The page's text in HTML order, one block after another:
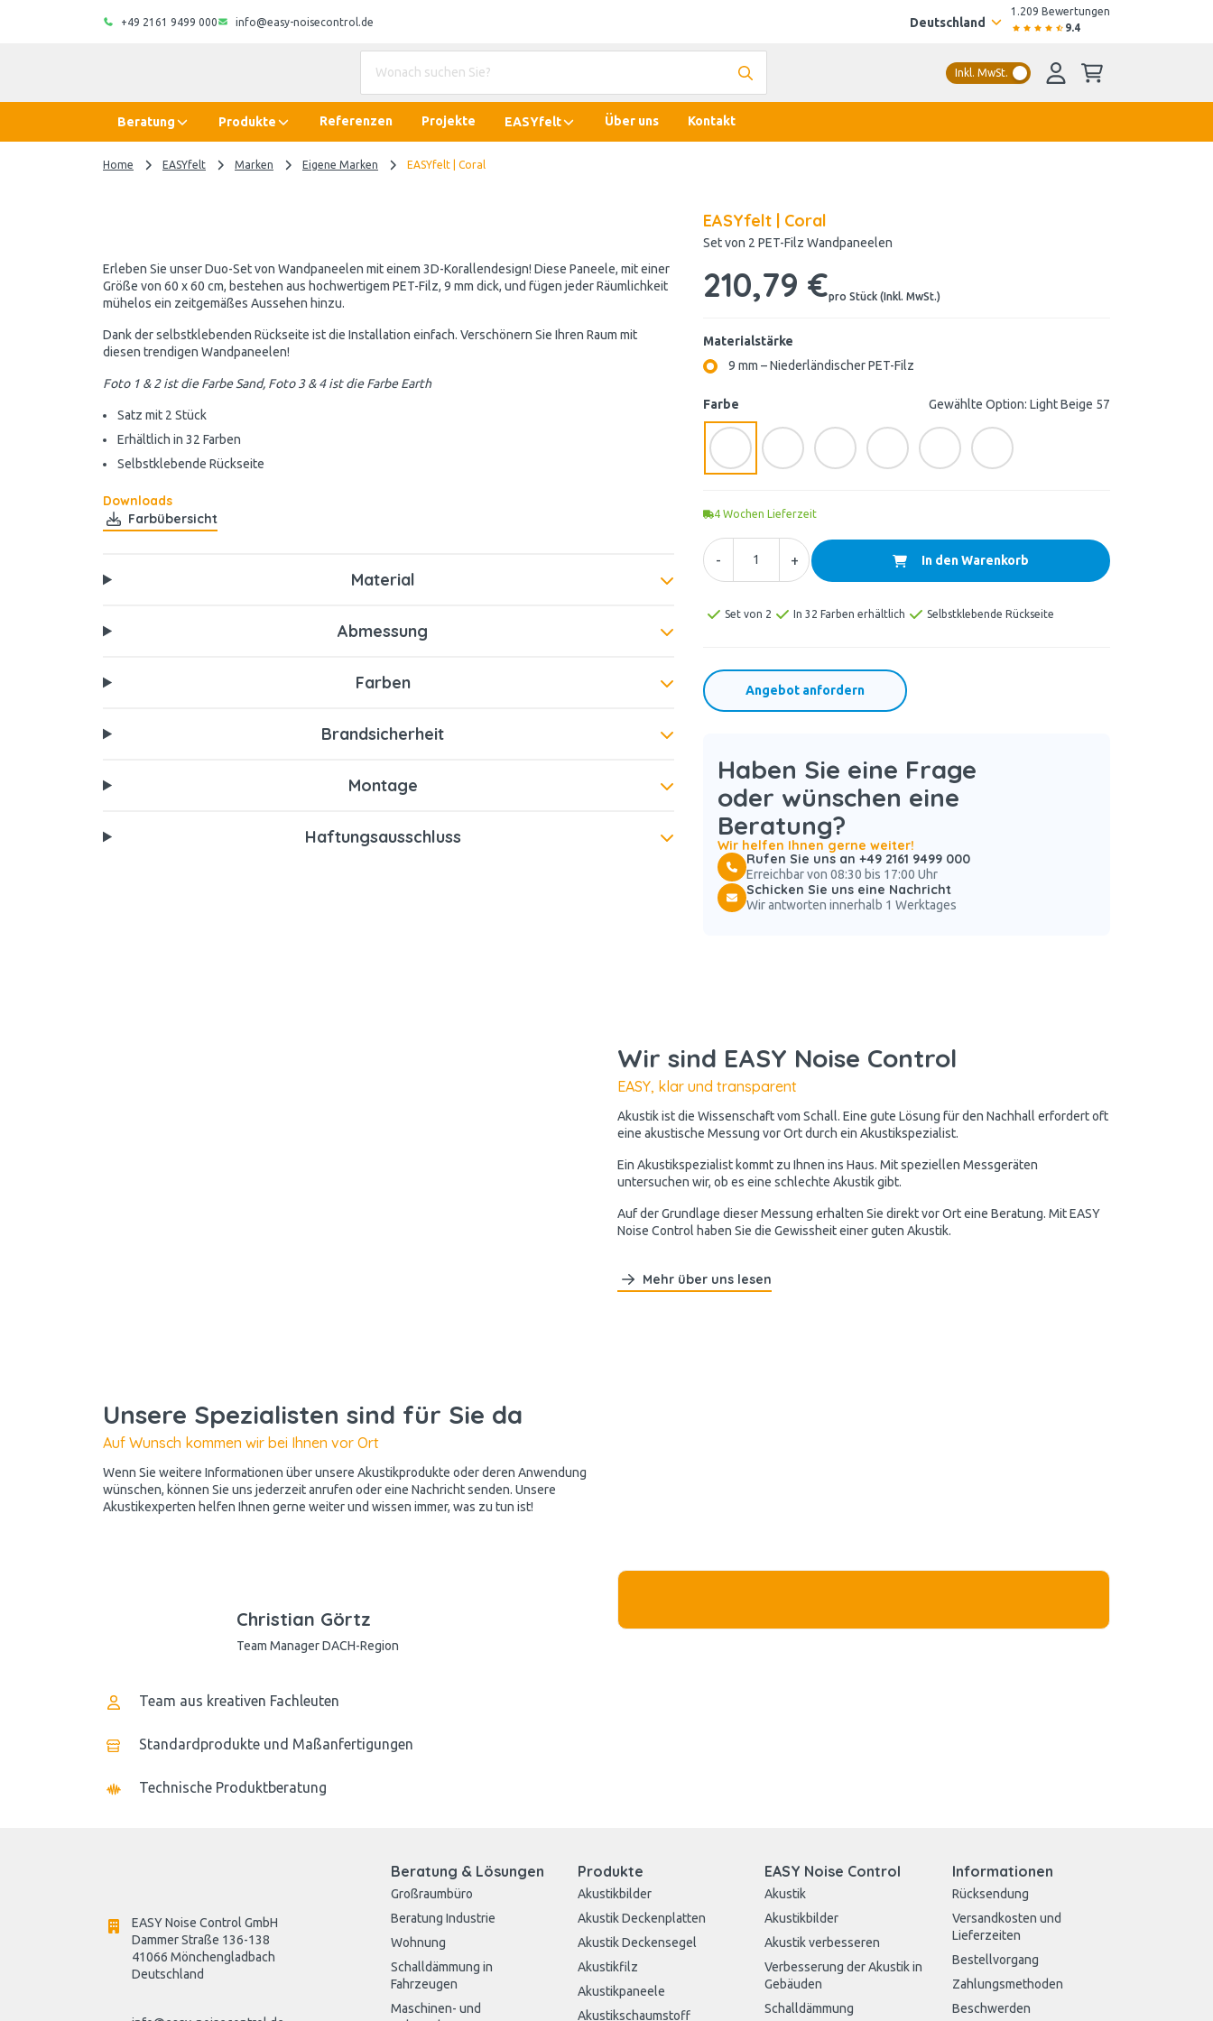
+49 2161 9499 000 info@easy-noisecontrol.de Deutschland
1.209 Bewertungen
9.4
Inkl. MwSt.
Beratung Produkte Referenzen Projekte EASYfelt Über uns Kontakt
Home EASYfelt Marken Eigene Marken EASYfelt | Coral
EASYfelt | Coral
Set von 2 PET-Filz Wandpaneelen
210,79 €pro Stück (Inkl. MwSt.)
Materialstärke
9 mm – Niederländischer PET-Filz
Farbe Gewählte Option: Light Beige 57
4 Wochen Lieferzeit
- + In den Warenkorb
Set von 2 In 32 Farben erhältlich Selbstklebende Rückseite
Angebot anfordern
Haben Sie eine Frage
oder wünschen eine
Beratung?
Wir helfen Ihnen gerne weiter!
Rufen Sie uns an +49 2161 9499 000
Erreichbar von 08:30 bis 17:00 Uhr
Schicken Sie uns eine Nachricht
Wir antworten innerhalb 1 Werktages
Erleben Sie unser Duo-Set von Wandpaneelen mit einem 3D-Korallendesign! Diese Paneele, mit einer
Größe von 60 x 60 cm, bestehen aus hochwertigem PET-Filz, 9 mm dick, und fügen jeder Räumlichkeit
mühelos ein zeitgemäßes Aussehen hinzu.
Dank der selbstklebenden Rückseite ist die Installation einfach. Verschönern Sie Ihren Raum mit
diesen trendigen Wandpaneelen!
Foto 1 & 2 ist die Farbe Sand, Foto 3 & 4 ist die Farbe Earth
Satz mit 2 Stück
Erhältlich in 32 Farben
Selbstklebende Rückseite
Downloads
Farbübersicht
Material
Abmessung
Farben
Brandsicherheit
Montage
Haftungsausschluss
Wir sind EASY Noise Control
EASY, klar und transparent
Akustik ist die Wissenschaft vom Schall. Eine gute Lösung für den Nachhall erfordert oft
eine akustische Messung vor Ort durch ein Akustikspezialist.
Ein Akustikspezialist kommt zu Ihnen ins Haus. Mit speziellen Messgeräten
untersuchen wir, ob es eine schlechte Akustik gibt.
Auf der Grundlage dieser Messung erhalten Sie direkt vor Ort eine Beratung. Mit EASY
Noise Control haben Sie die Gewissheit einer guten Akustik.
Mehr über uns lesen
Unsere Spezialisten sind für Sie da
Auf Wunsch kommen wir bei Ihnen vor Ort
Wenn Sie weitere Informationen über unsere Akustikprodukte oder deren Anwendung
wünschen, können Sie uns jederzeit anrufen oder eine Nachricht senden. Unsere
Akustikexperten helfen Ihnen gerne weiter und wissen immer, was zu tun ist!
Christian Görtz
Team Manager DACH-Region
Team aus kreativen Fachleuten
Standardprodukte und Maßanfertigungen
Technische Produktberatung
EASY Noise Control GmbH
Dammer Straße 136-138
41066 Mönchengladbach
Deutschland
Beratung & Lösungen
Großraumbüro
Beratung Industrie
Wohnung
Schalldämmung in
Fahrzeugen
Maschinen- und
Produkte
Akustikbilder
Akustik Deckenplatten
Akustik Deckensegel
Akustikfilz
Akustikpaneele
Akustikschaumstoff
EASY Noise Control
Akustik
Akustikbilder
Akustik verbesseren
Verbesserung der Akustik in
Gebäuden
Schalldämmung
Informationen
Rücksendung
Versandkosten und
Lieferzeiten
Bestellvorgang
Zahlungsmethoden
Beschwerden